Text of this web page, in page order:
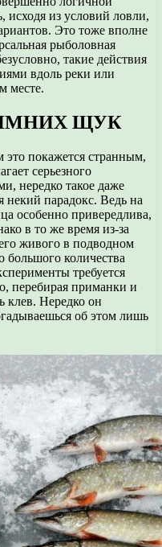
исходя из условий ловли,
Это тоже вполне
рыболовная
такие действия
вдоль реки или
месте.
ЩУК
покажется странным,
серьезного
нередко такое даже
некий парадокс. Ведь на
особенно привередлива,
в то же время из-за
живого в подводном
большого количества
требуется
перебирая приманки и
клев. Нередко он
об этом лишь